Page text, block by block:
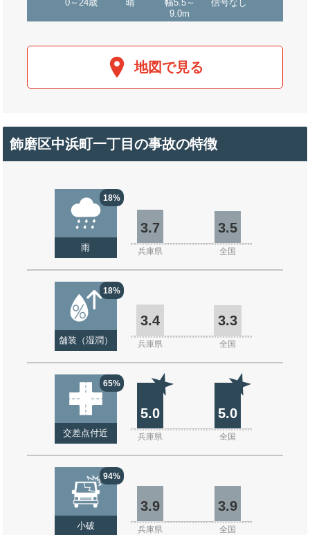
0～24歳 晴
幅5.5～
9.0m
信号なし
地図で見る
飾磨区中浜町一丁目の事故の特徴
18%
雨
3.7 3.5
兵庫県 全国
18%
舗装（湿潤）
3.4 3.3
兵庫県 全国
65%
交差点付近
5.0 5.0
兵庫県 全国
94%
小破
3.9 3.9
兵庫県 全国